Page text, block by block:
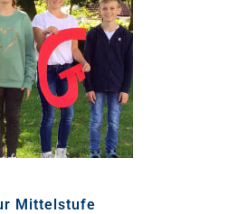
Mittelstufe